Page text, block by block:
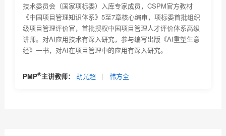
为什么PMP网络教育受欢迎
PMP网络教育的优势有哪些
选择PMP网络教育该留意哪些信息？
PMP培训项目危机处理，你是如何做的？
技术委员会（国家项标委）入库专家成员，CSPM官方教材
《中国项目管理知识体系》5至7章核心编审，项标委首批组织
级项目管理评价官，首批授权中国项目管理人才评价体系高级
讲师。对AI应用技术有深入研究，参与编写出版《AI重塑生意
经》一书，对AI在项目管理中的应用有深入研究。
PMP®主讲教师： 胡光超 | 韩方全